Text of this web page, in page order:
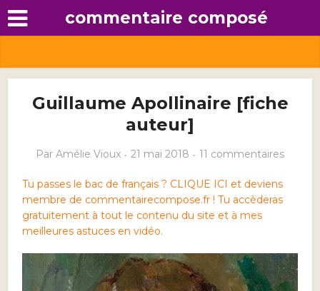
commentaire composé
Guillaume Apollinaire [fiche
auteur]
Par Amélie Vioux 21 mai 2018 11 commentaires
Tu passes le bac de français ? CLIQUE ICI et deviens
membre de commentairecompose.fr ! Tu accèderas
gratuitement à tout le contenu du site et à mes
meilleures astuces en vidéo.